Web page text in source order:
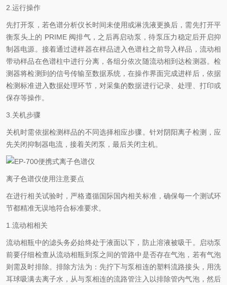
2.运行操作
先打开泵，若色谱分析仪长时间未使用或淋洗液更换后，需先打开平
衡泵头上的 PRIME 阀排气，之后再启动泵，待泵压力稳定后开启抑
制器电源。接着通过进样器在样品进入色谱柱之前导入样品，流动相
带动样品在色谱柱中进行分离，各组分依次随流动相到达检测器。检
测器将检测到的信号传输至数据系统，在操作界面完成进样后，依据
检测标准进入数据处理环节，对采集的数据进行记录、处理、打印或
保存等操作。
3.关机步骤
关机时需依据检测样品的不同选择相应步骤。针对阴阳离子检测，应
先关闭抑制器电流，接着关闭泵，最后关闭主机。
离子色谱仪使用注意要点
在进行相关试验时，严格遵循国际国内相关标准，确保每一个测试环
节都精准无误地符合标准要求。
1.流动相相关
流动相瓶中的滤头务必始终处于液面以下，防止溶液被吸干。启动泵
前要仔细检查从流动相瓶到泵之间的管路中是否存在气泡，若有气泡
则需及时排除。排除方法为：先拧下与泵相连的塑料流路接头，用洗
耳球吸满去离子水，从与泵相连的流路管注入以排除管内气泡，然后